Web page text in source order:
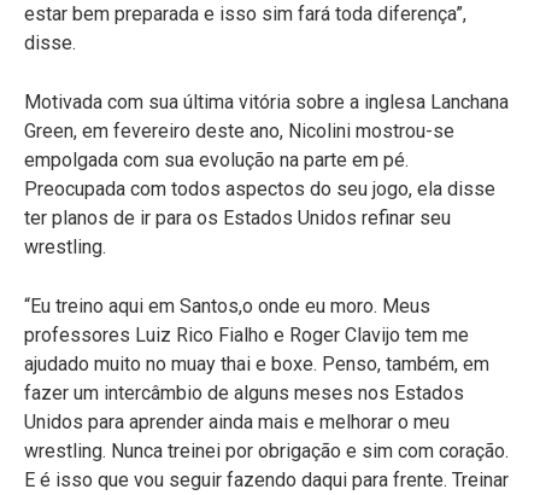
estar bem preparada e isso sim fará toda diferença”,
disse.
Motivada com sua última vitória sobre a inglesa Lanchana
Green, em fevereiro deste ano, Nicolini mostrou-se
empolgada com sua evolução na parte em pé.
Preocupada com todos aspectos do seu jogo, ela disse
ter planos de ir para os Estados Unidos refinar seu
wrestling.
“Eu treino aqui em Santos,o onde eu moro. Meus
professores Luiz Rico Fialho e Roger Clavijo tem me
ajudado muito no muay thai e boxe. Penso, também, em
fazer um intercâmbio de alguns meses nos Estados
Unidos para aprender ainda mais e melhorar o meu
wrestling. Nunca treinei por obrigação e sim com coração.
E é isso que vou seguir fazendo daqui para frente. Treinar